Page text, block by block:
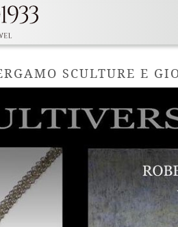
SCULTURE E